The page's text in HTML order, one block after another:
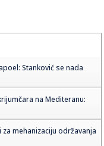
Stanković se nada
na Mediteranu:
mehanizaciju održavanja